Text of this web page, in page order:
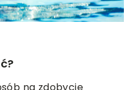
na zdobycie